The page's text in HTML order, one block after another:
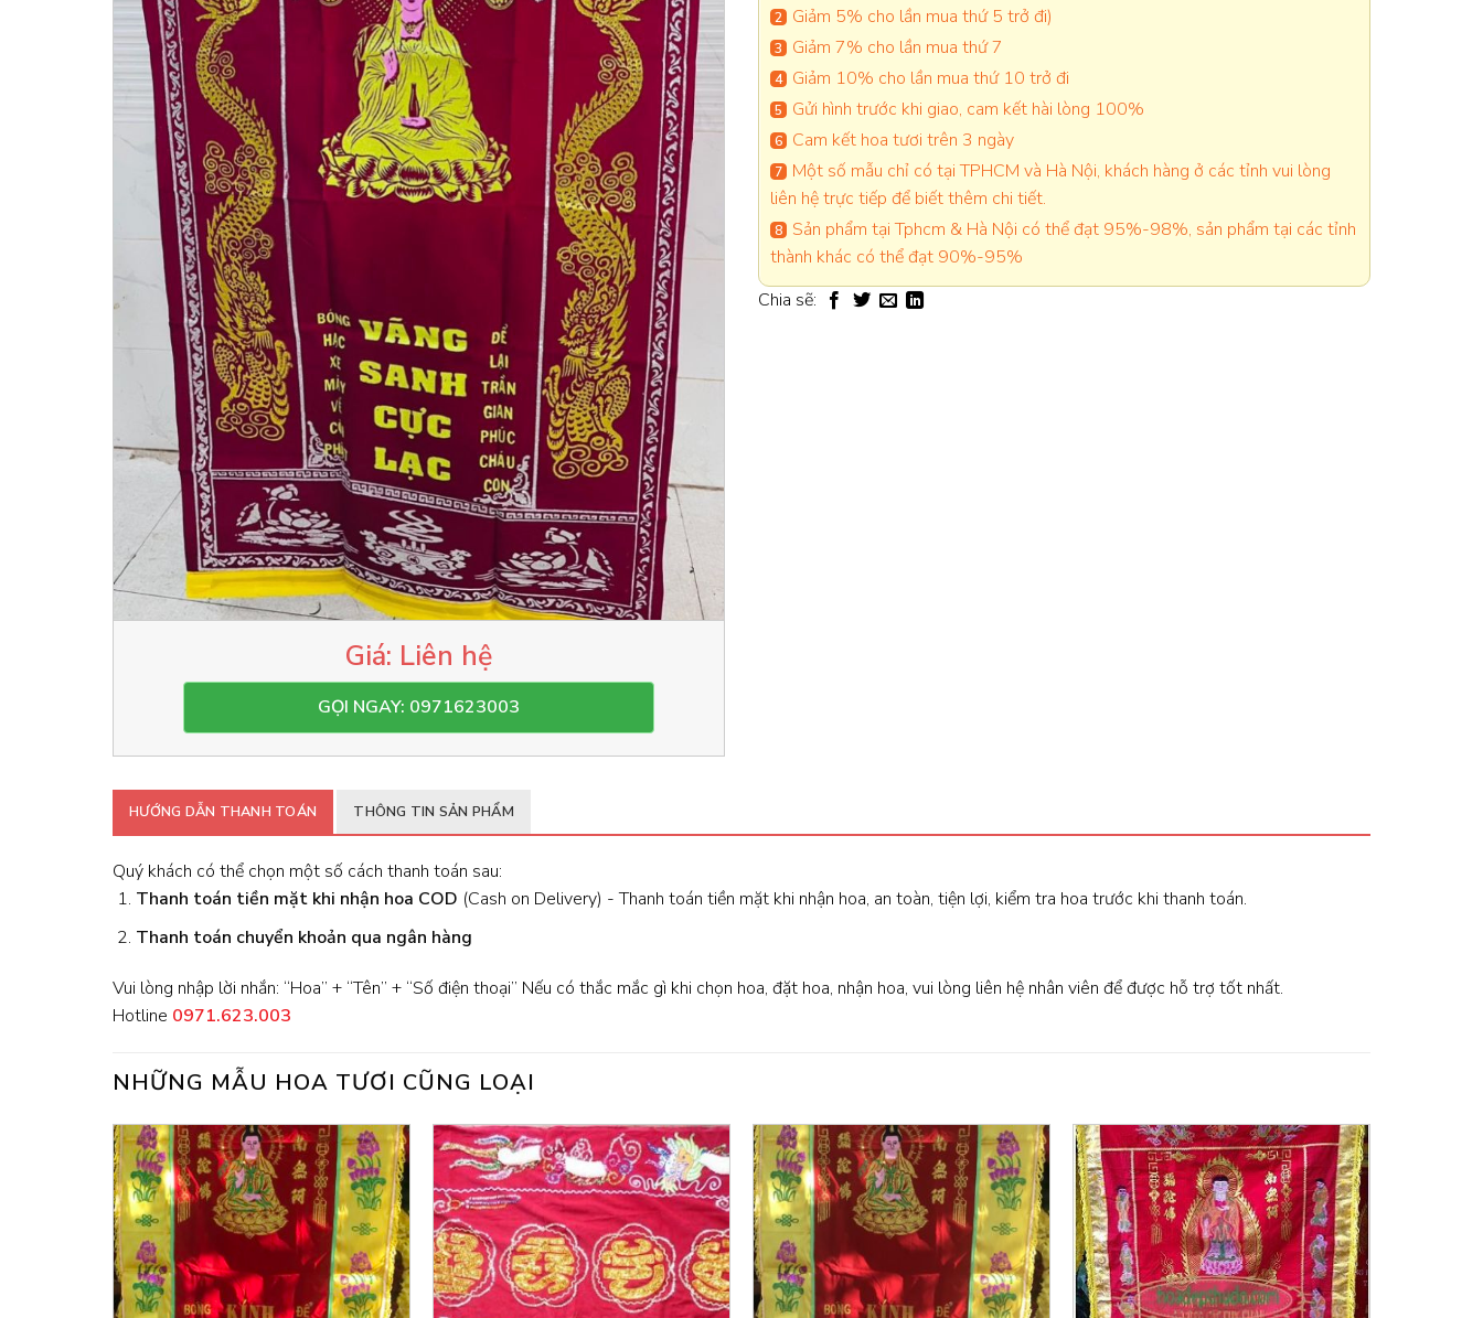
Liên hệ
GỌI NGAY: 0971623003
Giảm 5% cho lần mua thứ 5 trở đi)
Giảm 7% cho lần mua thứ 7
Giảm 10% cho lần mua thứ 10 trở đi
Gửi hình trước khi giao, cam kết hài lòng 100%
Cam kết hoa tươi trên 3 ngày
Một số mẫu chỉ có tại TPHCM và Hà Nội, khách hàng ở các tỉnh vui lòng
liên hệ trực tiếp để biết thêm chi tiết.
Sản phẩm tại Tphcm & Hà Nội có thể đạt 95%-98%, sản phẩm tại các tỉnh
thành khác có thể đạt 90%-95%
Chia sẽ:
HƯỚNG DẪN THANH TOÁN THÔNG TIN SẢN PHẨM
Quý khách có thể chọn một số cách thanh toán sau:
Thanh toán tiền mặt khi nhận hoa COD (Cash on Delivery) - Thanh toán tiền mặt khi nhận hoa, an toàn, tiện lợi, kiểm tra hoa trước khi thanh toán.
Thanh toán chuyển khoản qua ngân hàng
Vui lòng nhập lời nhắn: “Hoa” + “Tên” + “Số điện thoại” Nếu có thắc mắc gì khi chọn hoa, đặt hoa, nhận hoa, vui lòng liên hệ nhân viên để được hỗ trợ tốt nhất.
Hotline 0971.623.003
NHỮNG MẪU HOA TƯƠI CŨNG LOẠI